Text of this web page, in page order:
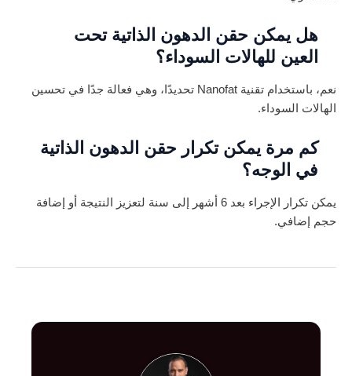
هل يمكن حقن الدهون الذاتية تحت
العين للهالات السوداء؟
نعم، باستخدام تقنية Nanofat تحديدًا، وهي فعالة جدًا في تحسين
الهالات السوداء.
كم مرة يمكن تكرار حقن الدهون الذاتية
في الوجه؟
يمكن تكرار الإجراء بعد 6 أشهر إلى سنة لتعزيز النتيجة أو إضافة
حجم إضافي.